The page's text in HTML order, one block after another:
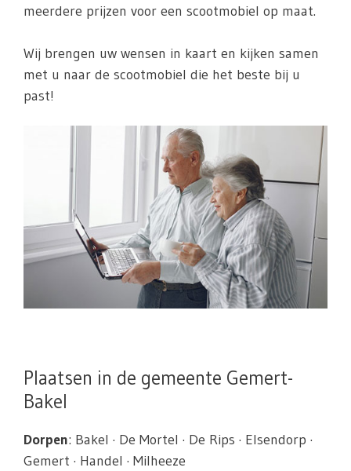
meerdere prijzen voor een scootmobiel op maat.
Wij brengen uw wensen in kaart en kijken samen
met u naar de scootmobiel die het beste bij u
past!
Plaatsen in de gemeente Gemert-
Bakel
Dorpen: Bakel · De Mortel · De Rips · Elsendorp ·
Gemert · Handel · Milheeze